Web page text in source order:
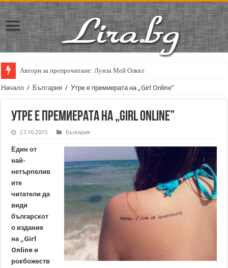
Автори за препрочитане: Луиза Мей Олкът
Кирил Кадийски: „Плачът на големия поет винаги е и сила, и
Начало / България / Утре е премиерата на „Girl Online”
Утре е премиерата на „Girl Online”
27.10.2015 България
Един от
най-
нетърпелив
ите
читатели да
види
българскот
о издание
на „Girl
Online и
рокбожеств